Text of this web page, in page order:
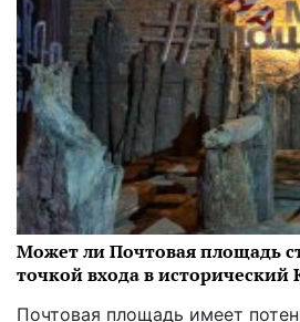
Может ли Почтовая площадь
точкой входа в исторический
Почтовая площадь имеет